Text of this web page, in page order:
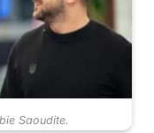
Saoudite.